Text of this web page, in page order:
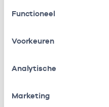
Functioneel
Voorkeuren
Analytische
Marketing
F.V. De
D. Pors